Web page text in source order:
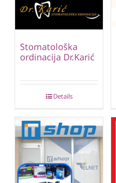
Stomatološka
ordinacija Dr.Karić
Details